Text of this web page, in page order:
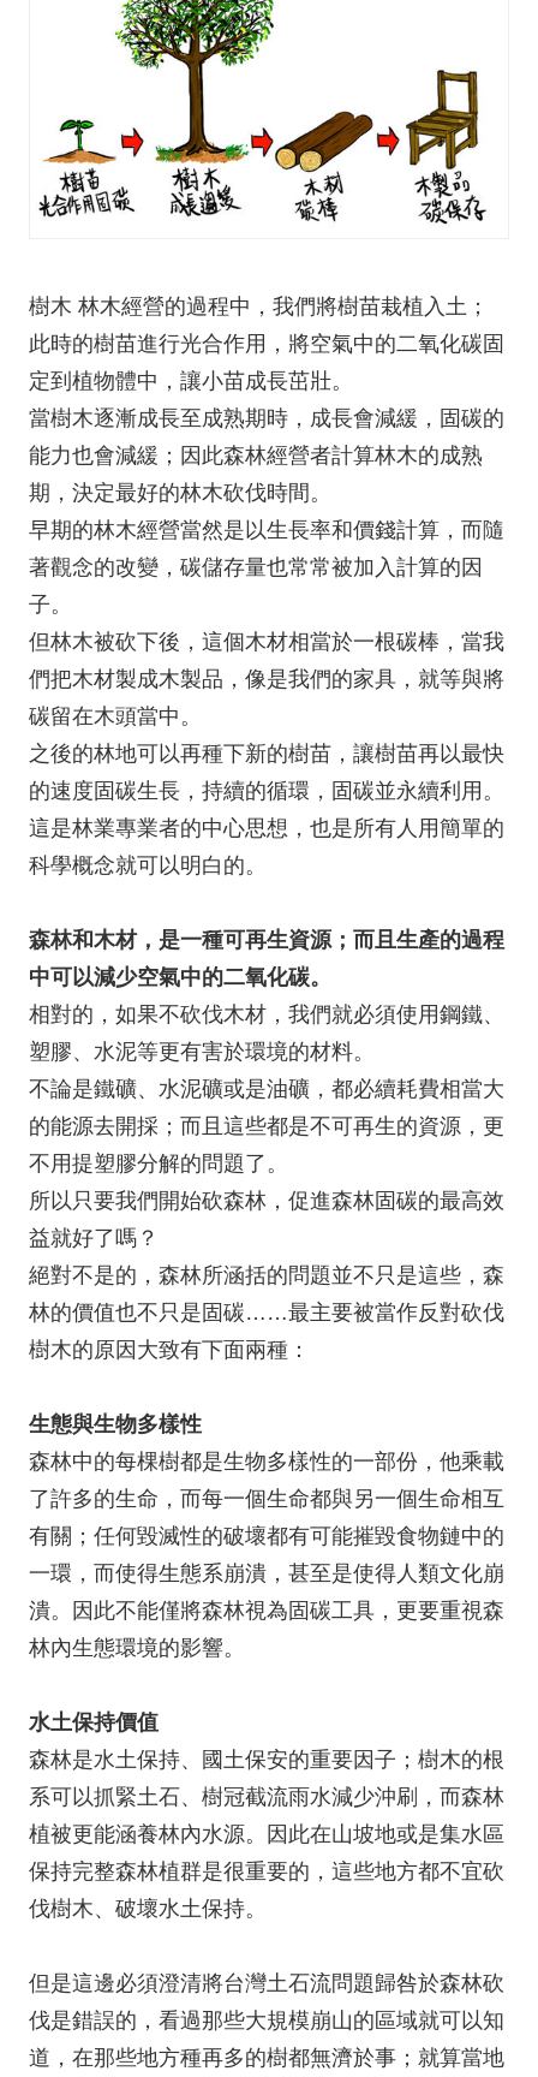
樹木 林木經營的過程中，我們將樹苗栽植入土；
此時的樹苗進行光合作用，將空氣中的二氧化碳固
定到植物體中，讓小苗成長茁壯。
當樹木逐漸成長至成熟期時，成長會減緩，固碳的
能力也會減緩；因此森林經營者計算林木的成熟
期，決定最好的林木砍伐時間。
早期的林木經營當然是以生長率和價錢計算，而隨
著觀念的改變，碳儲存量也常常被加入計算的因
子。
但林木被砍下後，這個木材相當於一根碳棒，當我
們把木材製成木製品，像是我們的家具，就等與將
碳留在木頭當中。
之後的林地可以再種下新的樹苗，讓樹苗再以最快
的速度固碳生長，持續的循環，固碳並永續利用。
這是林業專業者的中心思想，也是所有人用簡單的
科學概念就可以明白的。
森林和木材，是一種可再生資源；而且生產的過程
中可以減少空氣中的二氧化碳。
相對的，如果不砍伐木材，我們就必須使用鋼鐵、
塑膠、水泥等更有害於環境的材料。
不論是鐵礦、水泥礦或是油礦，都必續耗費相當大
的能源去開採；而且這些都是不可再生的資源，更
不用提塑膠分解的問題了。
所以只要我們開始砍森林，促進森林固碳的最高效
益就好了嗎？
絕對不是的，森林所涵括的問題並不只是這些，森
林的價值也不只是固碳……最主要被當作反對砍伐
樹木的原因大致有下面兩種：
生態與生物多樣性
森林中的每棵樹都是生物多樣性的一部份，他乘載
了許多的生命，而每一個生命都與另一個生命相互
有關；任何毀滅性的破壞都有可能摧毀食物鏈中的
一環，而使得生態系崩潰，甚至是使得人類文化崩
潰。因此不能僅將森林視為固碳工具，更要重視森
林內生態環境的影響。
水土保持價值
森林是水土保持、國土保安的重要因子；樹木的根
系可以抓緊土石、樹冠截流雨水減少沖刷，而森林
植被更能涵養林內水源。因此在山坡地或是集水區
保持完整森林植群是很重要的，這些地方都不宜砍
伐樹木、破壞水土保持。
但是這邊必須澄清將台灣土石流問題歸咎於森林砍
伐是錯誤的，看過那些大規模崩山的區域就可以知
道，在那些地方種再多的樹都無濟於事；就算當地